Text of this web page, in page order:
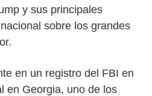
y sus principales
sobre los grandes
en un registro del FBI en
en Georgia, uno de los